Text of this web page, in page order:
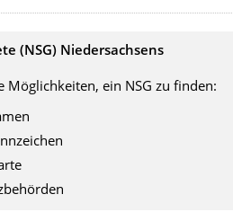
(NSG) Niedersachsens
Möglichkeiten, ein NSG zu finden: